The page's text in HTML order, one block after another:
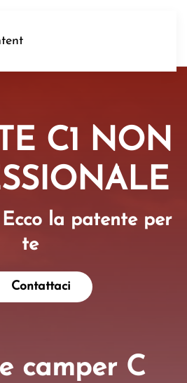
C1 NON
la patente per
te
Contattaci
camper C